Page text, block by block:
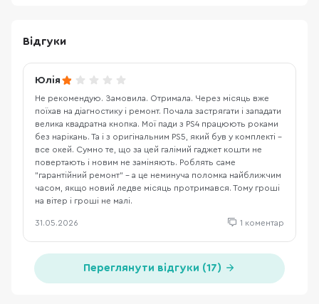
Відгуки
Юлія
Не рекомендую. Замовила. Отримала. Через місяць вже
поїхав на діагностику і ремонт. Почала застрягати і западати
велика квадратна кнопка. Мої пади з PS4 працюють роками
без нарікань. Та і з оригінальним PS5, який був у комплекті -
все окей. Сумно те, що за цей галімий гаджет кошти не
повертають і новим не заміняють. Роблять саме
"гарантійний ремонт" - а це неминуча поломка найближчим
часом, якщо новий ледве місяць протримався. Тому гроші
на вітер і гроші не малі.
31.05.2026 1 коментар
Переглянути відгуки (17)